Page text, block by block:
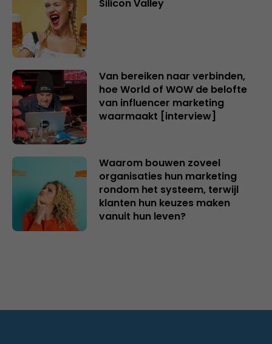
Silicon Valley
Van bereiken naar verbinden,
hoe World of WOW de belofte
van influencer marketing
waarmaakt [interview]
Waarom bouwen zoveel
organisaties hun marketing
rondom het systeem, terwijl
klanten hun keuzes maken
vanuit hun leven?